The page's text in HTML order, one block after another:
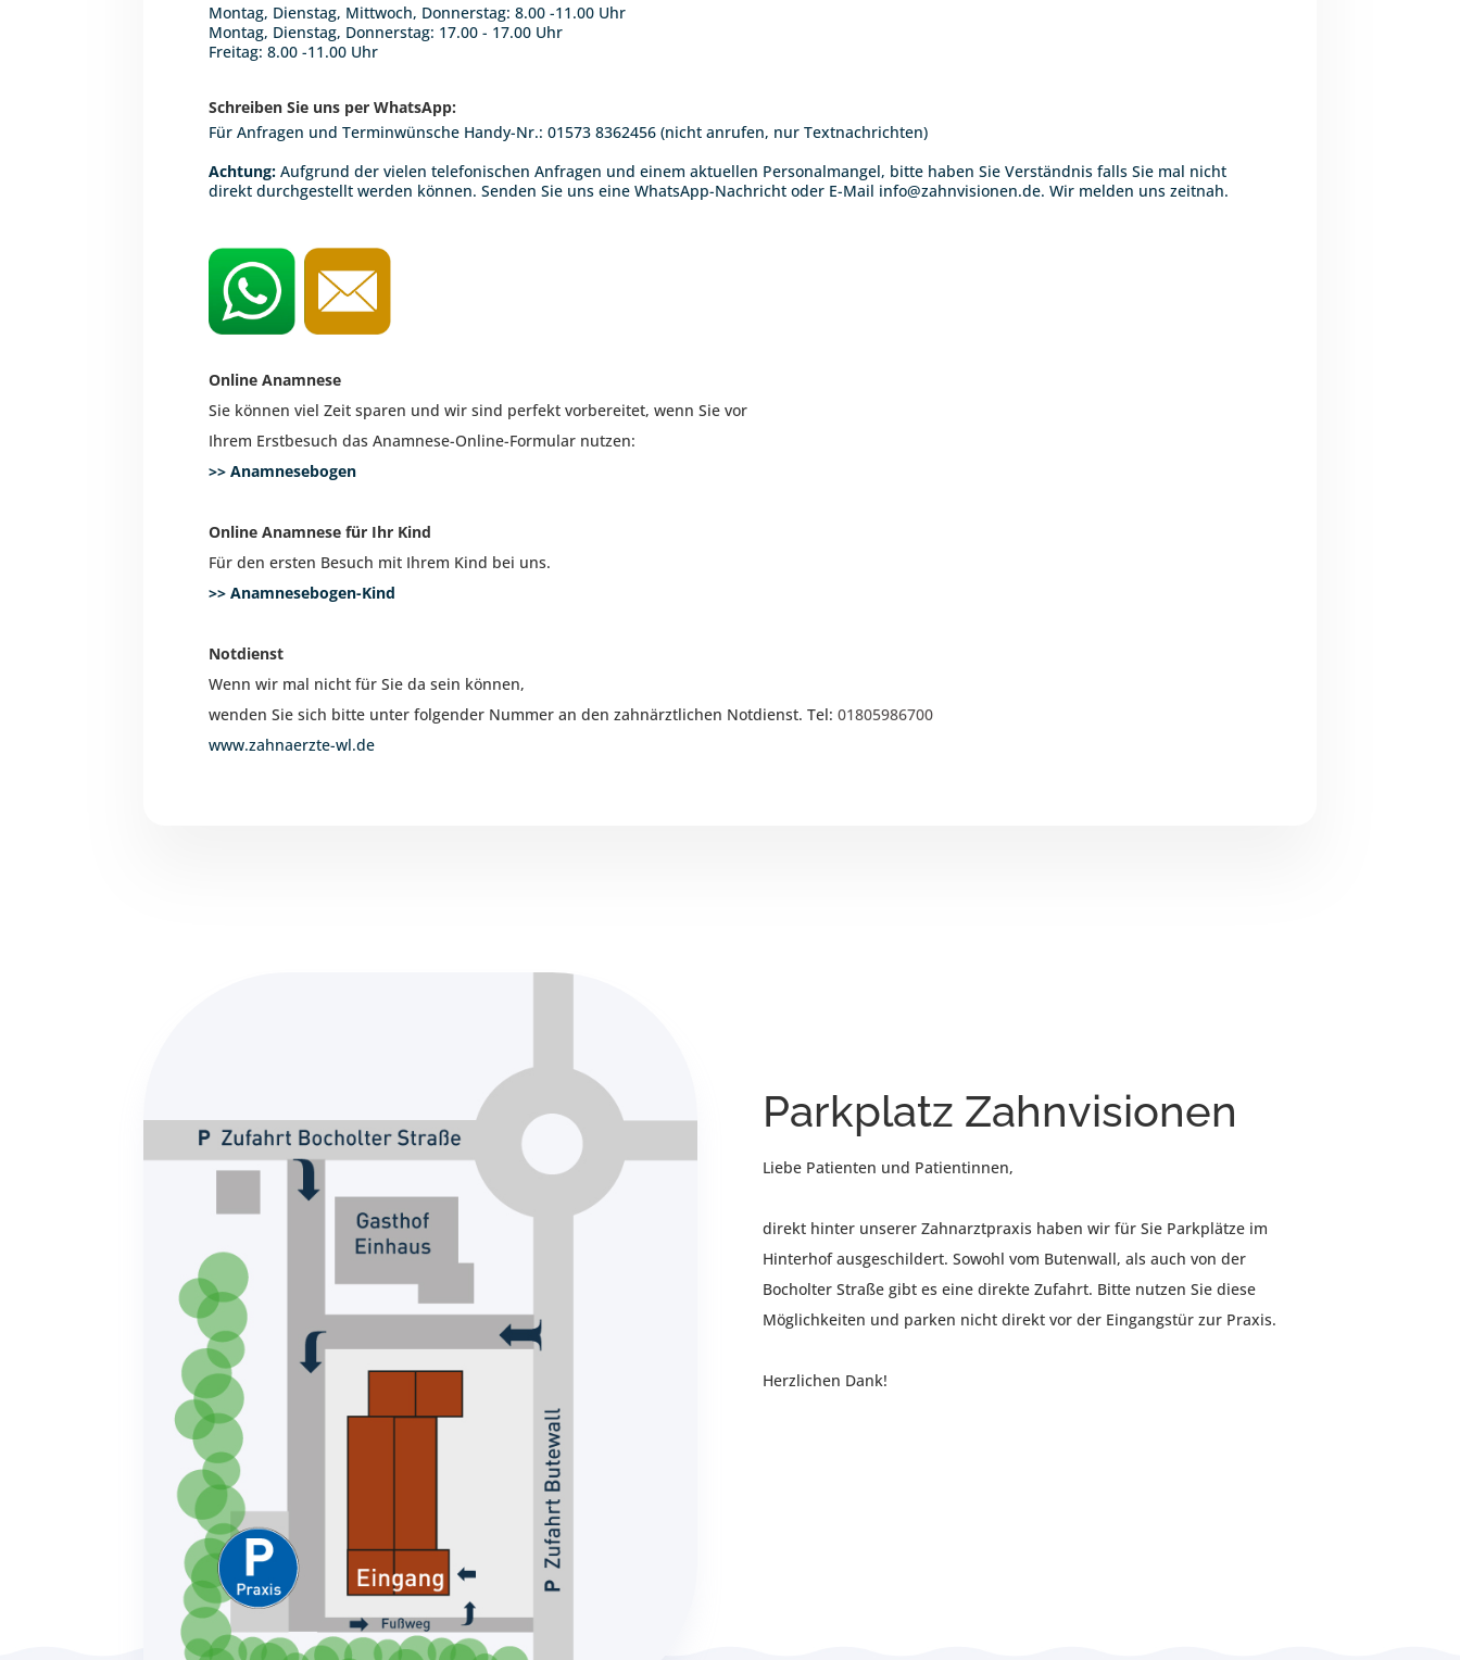
Montag, Dienstag, Mittwoch, Donnerstag: 8.00 -11.00 Uhr
Montag, Dienstag, Donnerstag: 17.00 - 17.00 Uhr
Freitag: 8.00 -11.00 Uhr
Schreiben Sie uns per WhatsApp:
Für Anfragen und Terminwünsche Handy-Nr.: 01573 8362456 (nicht anrufen, nur Textnachrichten)
Achtung: Aufgrund der vielen telefonischen Anfragen und einem aktuellen Personalmangel, bitte haben Sie Verständnis falls Sie mal nicht
direkt durchgestellt werden können. Senden Sie uns eine WhatsApp-Nachricht oder E-Mail info@zahnvisionen.de. Wir melden uns zeitnah.
Online Anamnese
Sie können viel Zeit sparen und wir sind perfekt vorbereitet, wenn Sie vor
Ihrem Erstbesuch das Anamnese-Online-Formular nutzen:
>> Anamnesebogen
Online Anamnese für Ihr Kind
Für den ersten Besuch mit Ihrem Kind bei uns.
>> Anamnesebogen-Kind
Notdienst
Wenn wir mal nicht für Sie da sein können,
wenden Sie sich bitte unter folgender Nummer an den zahnärztlichen Notdienst. Tel: 01805986700
www.zahnaerzte-wl.de
Parkplatz Zahnvisionen
Liebe Patienten und Patientinnen,
direkt hinter unserer Zahnarztpraxis haben wir für Sie Parkplätze im
Hinterhof ausgeschildert. Sowohl vom Butenwall, als auch von der
Bocholter Straße gibt es eine direkte Zufahrt. Bitte nutzen Sie diese
Möglichkeiten und parken nicht direkt vor der Eingangstür zur Praxis.
Herzlichen Dank!